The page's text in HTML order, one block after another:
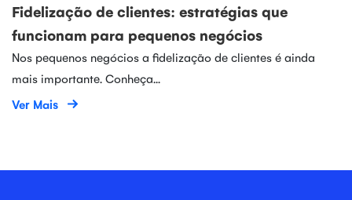
Fidelização de clientes: estratégias que
funcionam para pequenos negócios
Nos pequenos negócios a fidelização de clientes é ainda
mais importante. Conheça...
Ver Mais